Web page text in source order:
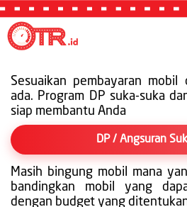
Sesuaikan pembayaran
ada. Program DP suka-suka
siap membantu Anda
DP / Angsuran
Masih bingung mobil mana
bandingkan mobil yang
dengan budget yang